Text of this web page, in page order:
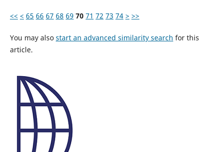
<< < 65 66 67 68 69 70 71 72 73 74 > >>
You may also start an advanced similarity search for this
article.